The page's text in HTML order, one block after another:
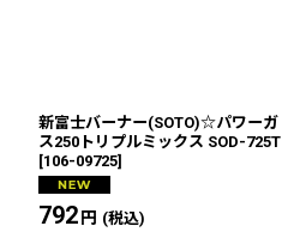
新富士バーナー(SOTO)☆パワーガ
ス250トリプルミックス SOD-725T
[106-09725]
792円 (税込)